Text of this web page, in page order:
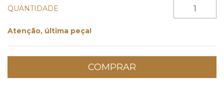
QUANTIDADE
Atenção, última peça!